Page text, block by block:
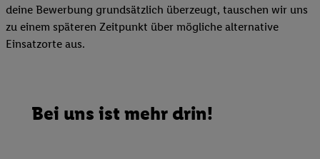
deine Bewerbung grundsätzlich überzeugt, tauschen wir uns
zu einem späteren Zeitpunkt über mögliche alternative
Einsatzorte aus.
Bei uns ist mehr drin!